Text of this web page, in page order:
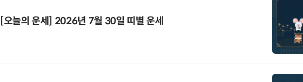
[오늘의 운세] 2026년 7월 30일 띠별 운세